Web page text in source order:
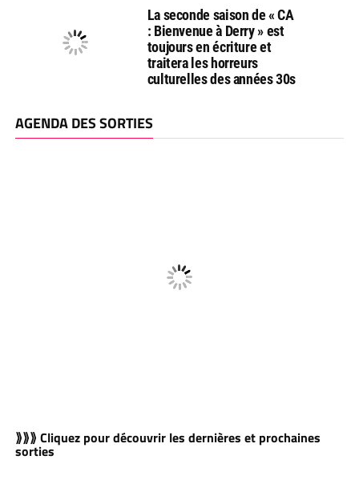
La seconde saison de « CA
: Bienvenue à Derry » est
toujours en écriture et
traitera les horreurs
culturelles des années 30s
AGENDA DES SORTIES
⟫⟫⟫ Cliquez pour découvrir les dernières et prochaines
sorties